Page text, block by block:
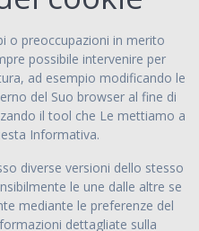
o preoccupazioni in merito
possibile intervenire per
ad esempio modificando le
del Suo browser al fine di
il tool che Le mettiamo a
Informativa.
diverse versioni dello stesso
le une dalle altre se
mediante le preferenze del
dettagliate sulla